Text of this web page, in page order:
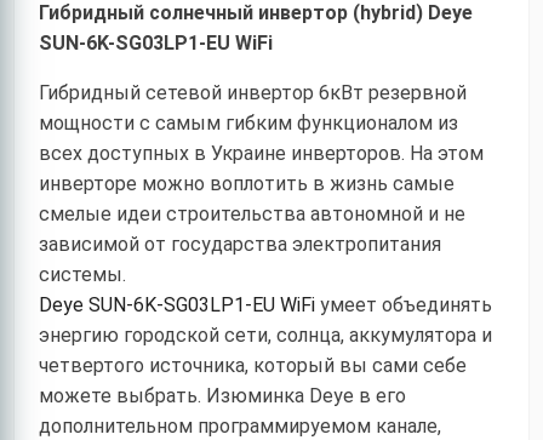
Гибридный солнечный инвертор (hybrid) Deye
SUN-6K-SG03LP1-EU WiFi
Гибридный сетевой инвертор 6кВт резервной
мощности с самым гибким функционалом из
всех доступных в Украине инверторов. На этом
инверторе можно воплотить в жизнь самые
смелые идеи строительства автономной и не
зависимой от государства электропитания
системы.
Deye SUN-6K-SG03LP1-EU WiFi умеет объединять
энергию городской сети, солнца, аккумулятора и
четвертого источника, который вы сами себе
можете выбрать. Изюминка Deye в его
дополнительном программируемом канале,